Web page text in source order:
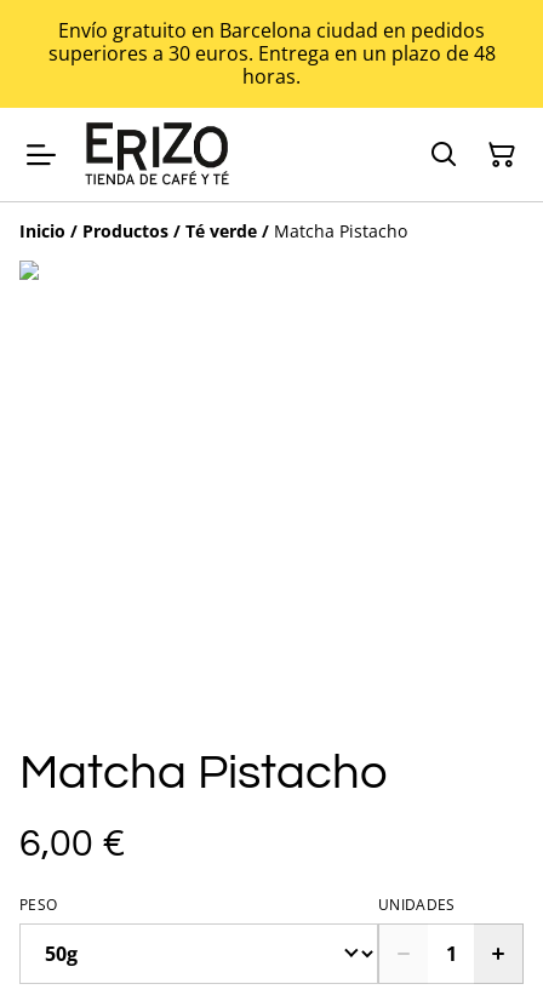
Envío gratuito en Barcelona ciudad en pedidos
superiores a 30 euros. Entrega en un plazo de 48
horas.
Inicio / Productos / Té verde / Matcha Pistacho
Matcha Pistacho
6,00 €
PESO UNIDADES